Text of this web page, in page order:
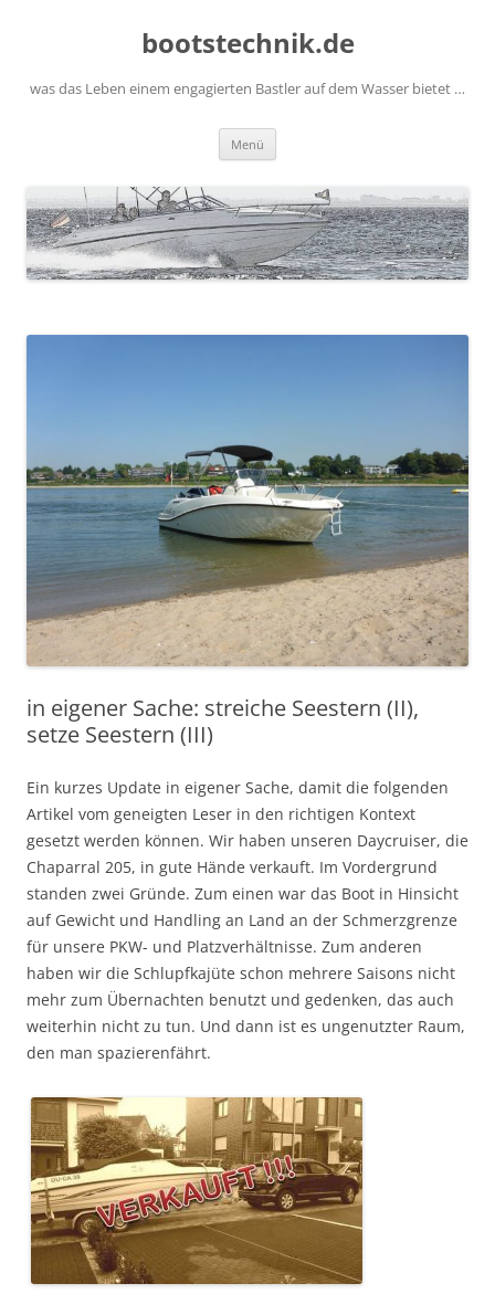
bootstechnik.de
was das Leben einem engagierten Bastler auf dem Wasser bietet …
Menü
in eigener Sache: streiche Seestern (II),
setze Seestern (III)
Ein kurzes Update in eigener Sache, damit die folgenden
Artikel vom geneigten Leser in den richtigen Kontext
gesetzt werden können. Wir haben unseren Daycruiser, die
Chaparral 205, in gute Hände verkauft. Im Vordergrund
standen zwei Gründe. Zum einen war das Boot in Hinsicht
auf Gewicht und Handling an Land an der Schmerzgrenze
für unsere PKW- und Platzverhältnisse. Zum anderen
haben wir die Schlupfkajüte schon mehrere Saisons nicht
mehr zum Übernachten benutzt und gedenken, das auch
weiterhin nicht zu tun. Und dann ist es ungenutzter Raum,
den man spazierenfährt.